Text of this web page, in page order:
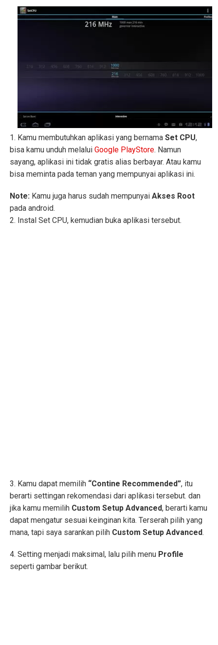
1. Kamu membutuhkan aplikasi yang bernama Set CPU,
bisa kamu unduh melalui Google PlayStore. Namun
sayang, aplikasi ini tidak gratis alias berbayar. Atau kamu
bisa meminta pada teman yang mempunyai aplikasi ini.
Note: Kamu juga harus sudah mempunyai Akses Root
pada android.
2. Instal Set CPU, kemudian buka aplikasi tersebut.
3. Kamu dapat memilih “Contine Recommended”, itu
berarti settingan rekomendasi dari aplikasi tersebut. dan
jika kamu memilih Custom Setup Advanced, berarti kamu
dapat mengatur sesuai keinginan kita. Terserah pilih yang
mana, tapi saya sarankan pilih Custom Setup Advanced.
4. Setting menjadi maksimal, lalu pilih menu Profile
seperti gambar berikut.